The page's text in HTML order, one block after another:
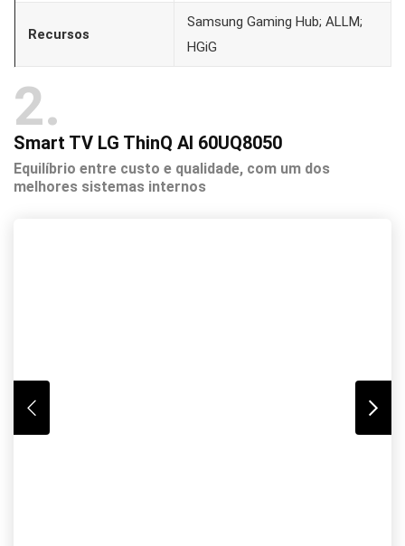
Recursos
Samsung Gaming Hub; ALLM;
HGiG
2
Smart TV LG ThinQ AI 60UQ8050
Equilíbrio entre custo e qualidade, com um dos
melhores sistemas internos